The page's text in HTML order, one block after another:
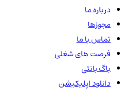
درباره ما
مجوزها
تماس با ما
فرصت های شغلی
باگ بانتی
دانلود اپلیکیشن